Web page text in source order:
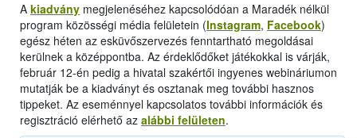
A kiadvány megjelenéséhez kapcsolódóan a Maradék nélkül
program közösségi média felületein (Instagram, Facebook)
egész héten az esküvőszervezés fenntartható megoldásai
kerülnek a középpontba. Az érdeklődőket játékokkal is várják,
február 12-én pedig a hivatal szakértői ingyenes webináriumon
mutatják be a kiadványt és osztanak meg további hasznos
tippeket. Az eseménnyel kapcsolatos további információk és
regisztráció elérhető az alábbi felületen.